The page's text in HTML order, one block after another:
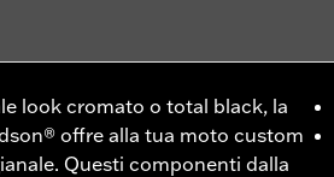
look cromato o total black, la
offre alla tua moto custom
Questi componenti dalla